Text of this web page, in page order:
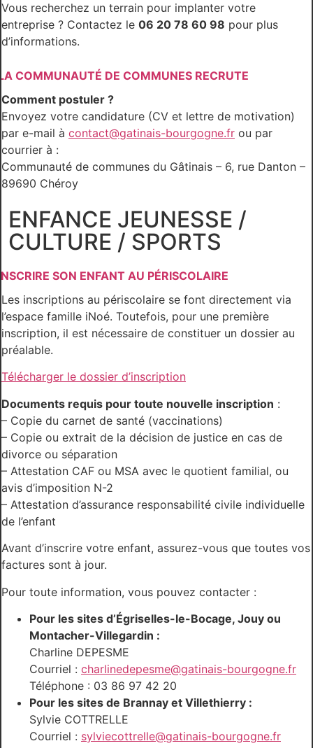
Vous recherchez un terrain pour implanter votre
entreprise ? Contactez le 06 20 78 60 98 pour plus
d’informations.
COMMUNAUTÉ DE COMMUNES RECRUTE
Comment postuler ?
Envoyez votre candidature (CV et lettre de motivation)
par e-mail à contact@gatinais-bourgogne.fr ou par
courrier à :
Communauté de communes du Gâtinais – 6, rue Danton –
89690 Chéroy
ENFANCE JEUNESSE /
CULTURE / SPORTS
SON ENFANT AU PÉRISCOLAIRE
Les inscriptions au périscolaire se font directement via
l’espace famille iNoé. Toutefois, pour une première
inscription, il est nécessaire de constituer un dossier au
préalable.
Télécharger le dossier d’inscription
Documents requis pour toute nouvelle inscription :
– Copie du carnet de santé (vaccinations)
– Copie ou extrait de la décision de justice en cas de
divorce ou séparation
– Attestation CAF ou MSA avec le quotient familial, ou
avis d’imposition N-2
– Attestation d’assurance responsabilité civile individuelle
de l’enfant
Avant d’inscrire votre enfant, assurez-vous que toutes vos
factures sont à jour.
Pour toute information, vous pouvez contacter :
Pour les sites d’Égriselles-le-Bocage, Jouy ou
Montacher-Villegardin :
Charline DEPESME
Courriel : charlinedepesme@gatinais-bourgogne.fr
Téléphone : 03 86 97 42 20
Pour les sites de Brannay et Villethierry :
Sylvie COTTRELLE
Courriel : sylviecottrelle@gatinais-bourgogne.fr